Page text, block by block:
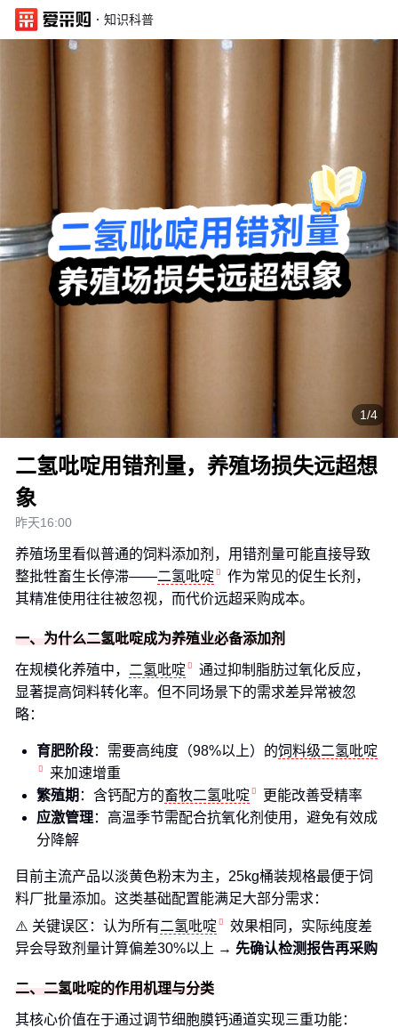
· 知识科普
1/4
二氢吡啶用错剂量，养殖场损失远超想
象
昨天16:00
养殖场里看似普通的饲料添加剂，用错剂量可能直接导致
整批牲畜生长停滞——二氢吡啶
作为常见的促生长剂，
其精准使用往往被忽视，而代价远超采购成本。
一、为什么二氢吡啶成为养殖业必备添加剂
在规模化养殖中， 二氢吡啶
通过抑制脂肪过氧化反应，
显著提高饲料转化率。但不同场景下的需求差异常被忽
略：
育肥阶段：需要高纯度（98%以上）的饲料级二氢吡啶
来加速增重
繁殖期 ：含钙配方的畜牧二氢吡啶
更能改善受精率
应激管理：高温季节需配合抗氧化剂使用，避免有效成
分降解
目前主流产品以淡黄色粉末为主，25kg桶装规格最便于饲
料厂批量添加。这类基础配置能满足大部分需求：
⚠️ 关键误区：认为所有二氢吡啶
效果相同，实际纯度差
异会导致剂量计算偏差30%以上 → 先确认检测报告再采购
二、二氢吡啶的作用机理与分类
其核心价值在于通过调节细胞膜钙通道实现三重功能：